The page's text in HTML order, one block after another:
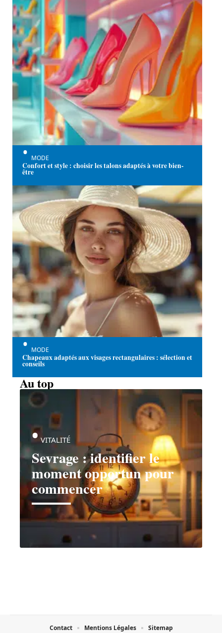
MODE
Confort et style : choisir les talons adaptés à votre bien-
être
MODE
Chapeaux adaptés aux visages rectangulaires : sélection et
conseils
Au top
Sevrage : identifier le
moment opportun pour
commencer
VITALITÉ
Contact Mentions Légales Sitemap